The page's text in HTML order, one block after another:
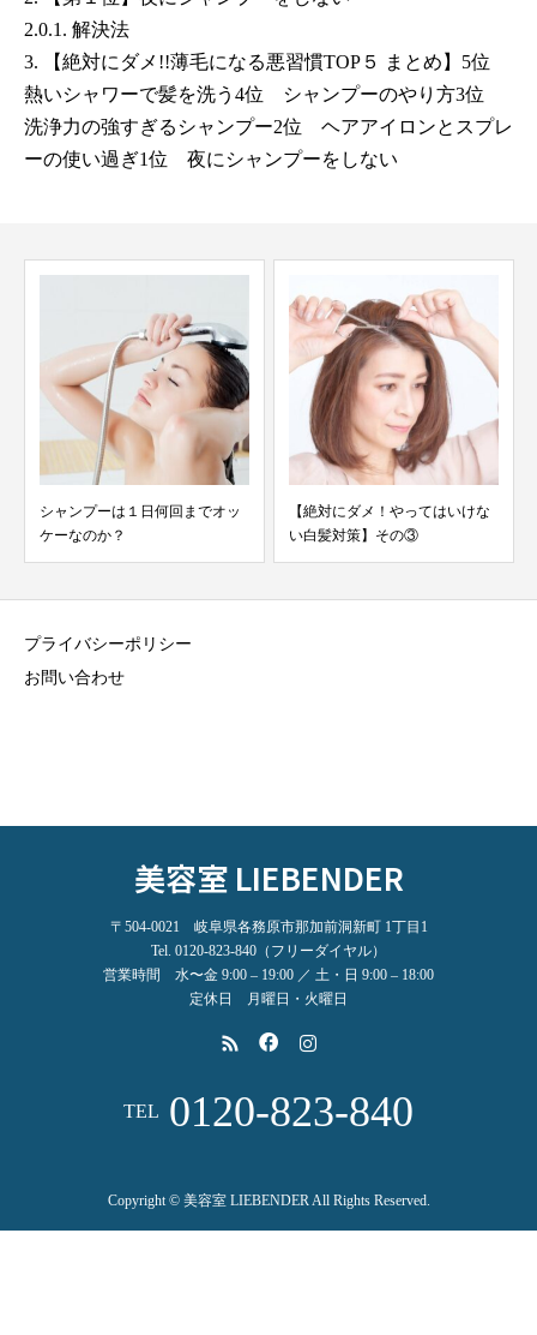
2.0.1. 解決法
3. 【絶対にダメ!!薄毛になる悪習慣TOP５ まとめ】5位
熱いシャワーで髪を洗う4位 シャンプーのやり方3位
洗浄力の強すぎるシャンプー2位 ヘアアイロンとスプレ
ーの使い過ぎ1位 夜にシャンプーをしない
【絶対にダメ！やってはいけな
い白髪対策】その③
知っておくと得をする！髪を洗
う時の３つのPOINT...
プライバシーポリシー
お問い合わせ
美容室 LIEBENDER
〒504-0021 岐阜県各務原市那加前洞新町 1丁目1
Tel. 0120-823-840（フリーダイヤル）
営業時間 水〜金 9:00 – 19:00 ／ 土・日 9:00 – 18:00
定休日 月曜日・火曜日
TEL 0120-823-840
Copyright © 美容室 LIEBENDER All Rights Reserved.